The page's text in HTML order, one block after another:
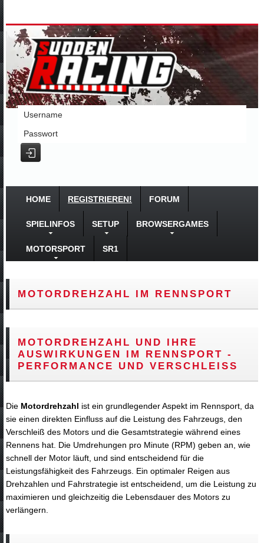
Username
Passwort
HOME REGISTRIEREN! FORUM
SPIELINFOS SETUP BROWSERGAMES
MOTORSPORT SR1
MOTORDREHZAHL IM RENNSPORT
MOTORDREHZAHL UND IHRE
AUSWIRKUNGEN IM RENNSPORT -
PERFORMANCE UND VERSCHLEISS
Die Motordrehzahl ist ein grundlegender Aspekt im Rennsport, da
sie einen direkten Einfluss auf die Leistung des Fahrzeugs, den
Verschleiß des Motors und die Gesamtstrategie während eines
Rennens hat. Die Umdrehungen pro Minute (RPM) geben an, wie
schnell der Motor läuft, und sind entscheidend für die
Leistungsfähigkeit des Fahrzeugs. Ein optimaler Reigen aus
Drehzahlen und Fahrstrategie ist entscheidend, um die Leistung zu
maximieren und gleichzeitig die Lebensdauer des Motors zu
verlängern.